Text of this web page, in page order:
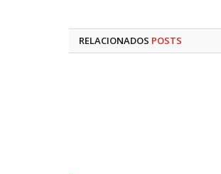
RELACIONADOS POSTS